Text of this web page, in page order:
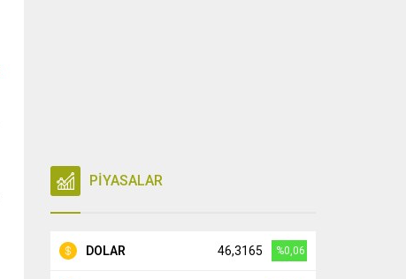
PİYASALAR
DOLAR 46,3165 %0,06